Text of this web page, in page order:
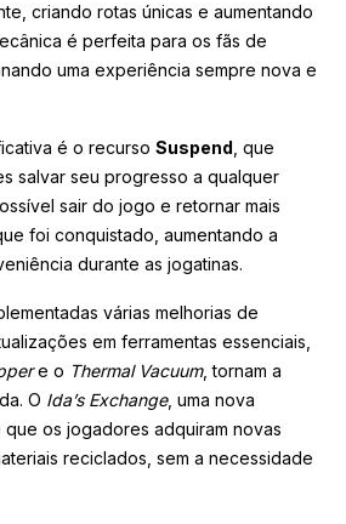
criando rotas únicas e aumentando
é perfeita para os fãs de
uma experiência sempre nova e
é o recurso Suspend , que
salvar seu progresso a qualquer
sair do jogo e retornar mais
foi conquistado, aumentando a
durante as jogatinas.
várias melhorias de
em ferramentas essenciais,
e o Thermal Vacuum, tornam a
O Ida’s Exchange, uma nova
os jogadores adquiram novas
reciclados, sem a necessidade